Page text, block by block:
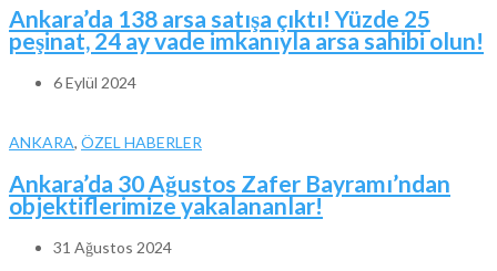
Ankara’da 138 arsa satışa çıktı! Yüzde 25
peşinat, 24 ay vade imkanıyla arsa sahibi olun!
6 Eylül 2024
ANKARA, ÖZEL HABERLER
Ankara’da 30 Ağustos Zafer Bayramı’ndan
objektiflerimize yakalananlar!
31 Ağustos 2024